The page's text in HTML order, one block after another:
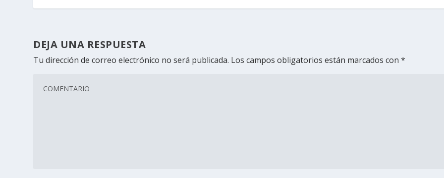
DEJA UNA RESPUESTA
Tu dirección de correo electrónico no será publicada. Los campos obligatorios están marcados con*